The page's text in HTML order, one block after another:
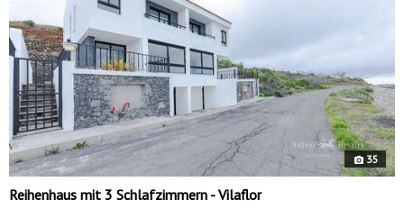
35
Reihenhaus mit 3 Schlafzimmern - Vilaflor